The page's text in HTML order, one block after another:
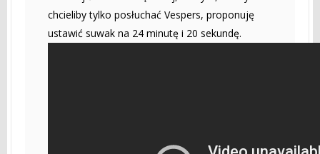
chcieliby tylko posłuchać Vespers, proponuję
ustawić suwak na 24 minutę i 20 sekundę.